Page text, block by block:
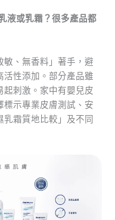
液或乳霜？很多產品都
敏、無香料」著手，避
活性添加。部分產品雖
起刺激。家中有嬰兒皮
標示專業皮膚測試、安
霜質地比較」及不同